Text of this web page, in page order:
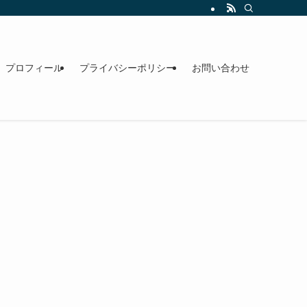
プロフィール プライバシーポリシー お問い合わせ